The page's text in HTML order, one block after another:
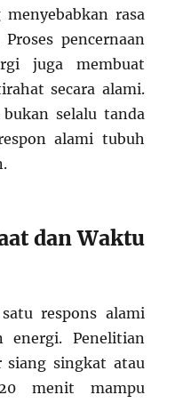
rasa
pencernaan
juga membuat
secara alami.
selalu tanda
alami tubuh
dan Waktu
respons alami
energi. Penelitian
siang singkat atau
menit mampu